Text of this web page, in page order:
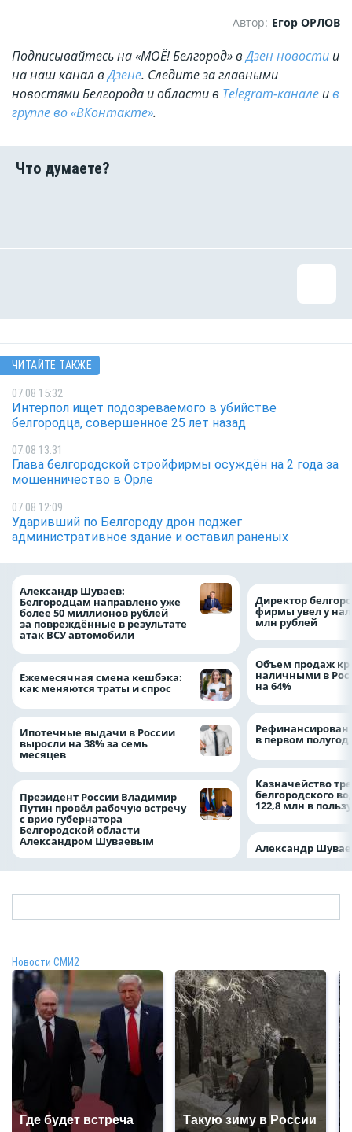
Автор: Егор ОРЛОВ
Подписывайтесь на «МОЁ! Белгород» вДзен новости и
на наш канал вДзене. Cледите за главными
новостями Белгорода и области в Telegram-канале ив
группе во «ВКонтакте».
ЧИТАЙТЕ ТАКЖЕ
07.08 15:32
Интерпол ищет подозреваемого в убийстве
белгородца, совершенное 25 лет назад
07.08 13:31
Глава белгородской стройфирмы осуждён на 2 года за
мошенничество в Орле
07.08 12:09
Ударивший по Белгороду дрон поджег
административное здание и оставил раненых
Александр Шуваев:
Белгородцам направлено уже
более 50 миллионов рублей
за повреждённые в результате
атак ВСУ автомобили
Ежемесячная смена кешбэка:
как меняются траты и спрос
Ипотечные выдачи в России
выросли на 38% за семь
месяцев
Президент России Владимир
Путин провёл рабочую встречу
с врио губернатора
Белгородской области
Александром Шуваевым
Директор
фирмы увел у
млн рублей
Объем продаж
наличными в
на 64%
в первом
Казначейство
белгородского
122,8 млн в
Александр
Новости СМИ2
Где будет встреча
Такую зиму в России